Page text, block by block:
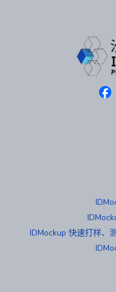
IDMockup 快速打样、